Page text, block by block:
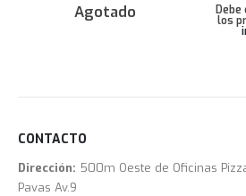
Agotado los
CONTACTO
Dirección: 500m Oeste de Oficinas
Pavas Av.9